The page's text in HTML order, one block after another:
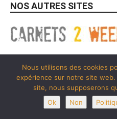
NOS AUTRES SITES
FOCUS SUR SYLVAIN
Nous utilisons des cookies
expérience sur notre site
site, nous supposerons
Ok
Non